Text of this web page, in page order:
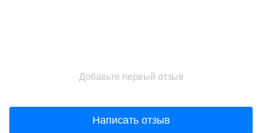
Добавьте первый отзыв
Написать отзыв